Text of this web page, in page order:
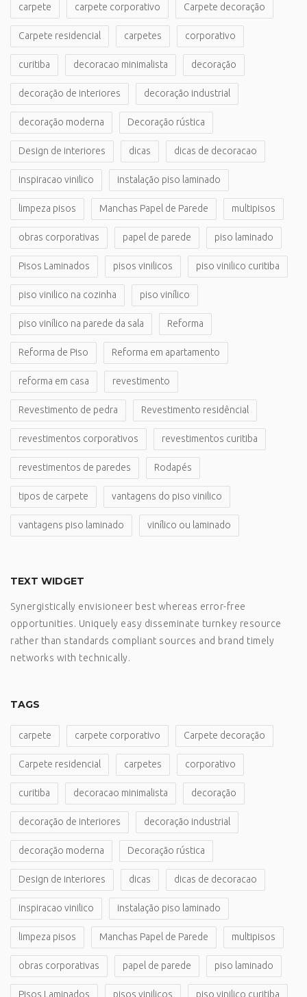
carpete carpete corporativo Carpete decoração
Carpete residencial carpetes corporativo
curitiba decoracao minimalista decoração
decoração de interiores decoração industrial
decoração moderna Decoração rústica
Design de interiores dicas dicas de decoracao
inspiracao vinilico instalação piso laminado
limpeza pisos Manchas Papel de Parede multipisos
obras corporativas papel de parede piso laminado
Pisos Laminados pisos vinilicos piso vinilico curitiba
piso vinilico na cozinha piso vinílico
piso vinílico na parede da sala Reforma
Reforma de Piso Reforma em apartamento
reforma em casa revestimento
Revestimento de pedra Revestimento residêncial
revestimentos corporativos revestimentos curitiba
revestimentos de paredes Rodapés
tipos de carpete vantagens do piso vinilico
vantagens piso laminado vinílico ou laminado
TEXT WIDGET
Synergistically envisioneer best whereas error-free
opportunities. Uniquely easy disseminate turnkey resource
rather than standards compliant sources and brand timely
networks with technically.
TAGS
carpete carpete corporativo Carpete decoração
Carpete residencial carpetes corporativo
curitiba decoracao minimalista decoração
decoração de interiores decoração industrial
decoração moderna Decoração rústica
Design de interiores dicas dicas de decoracao
inspiracao vinilico instalação piso laminado
limpeza pisos Manchas Papel de Parede multipisos
obras corporativas papel de parede piso laminado
Pisos Laminados pisos vinilicos piso vinilico curitiba